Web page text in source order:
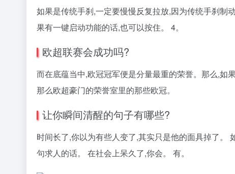
如果是传统手刹,一定要慢慢反复拉放,因为传统手刹制
果有一键启动功能的话,也可以按住。 4。
欧超联赛会成功吗?
而在底蕴当中,欧冠冠军便是分量最重的荣誉。那么,如
那么欧超豪门的荣誉室里的那些欧冠。
让你瞬间清醒的句子有哪些?
时间长了,你以为有些人变了,其实只是他的面具掉了。
句求人的话。 在社会上呆久了,你会。 有。